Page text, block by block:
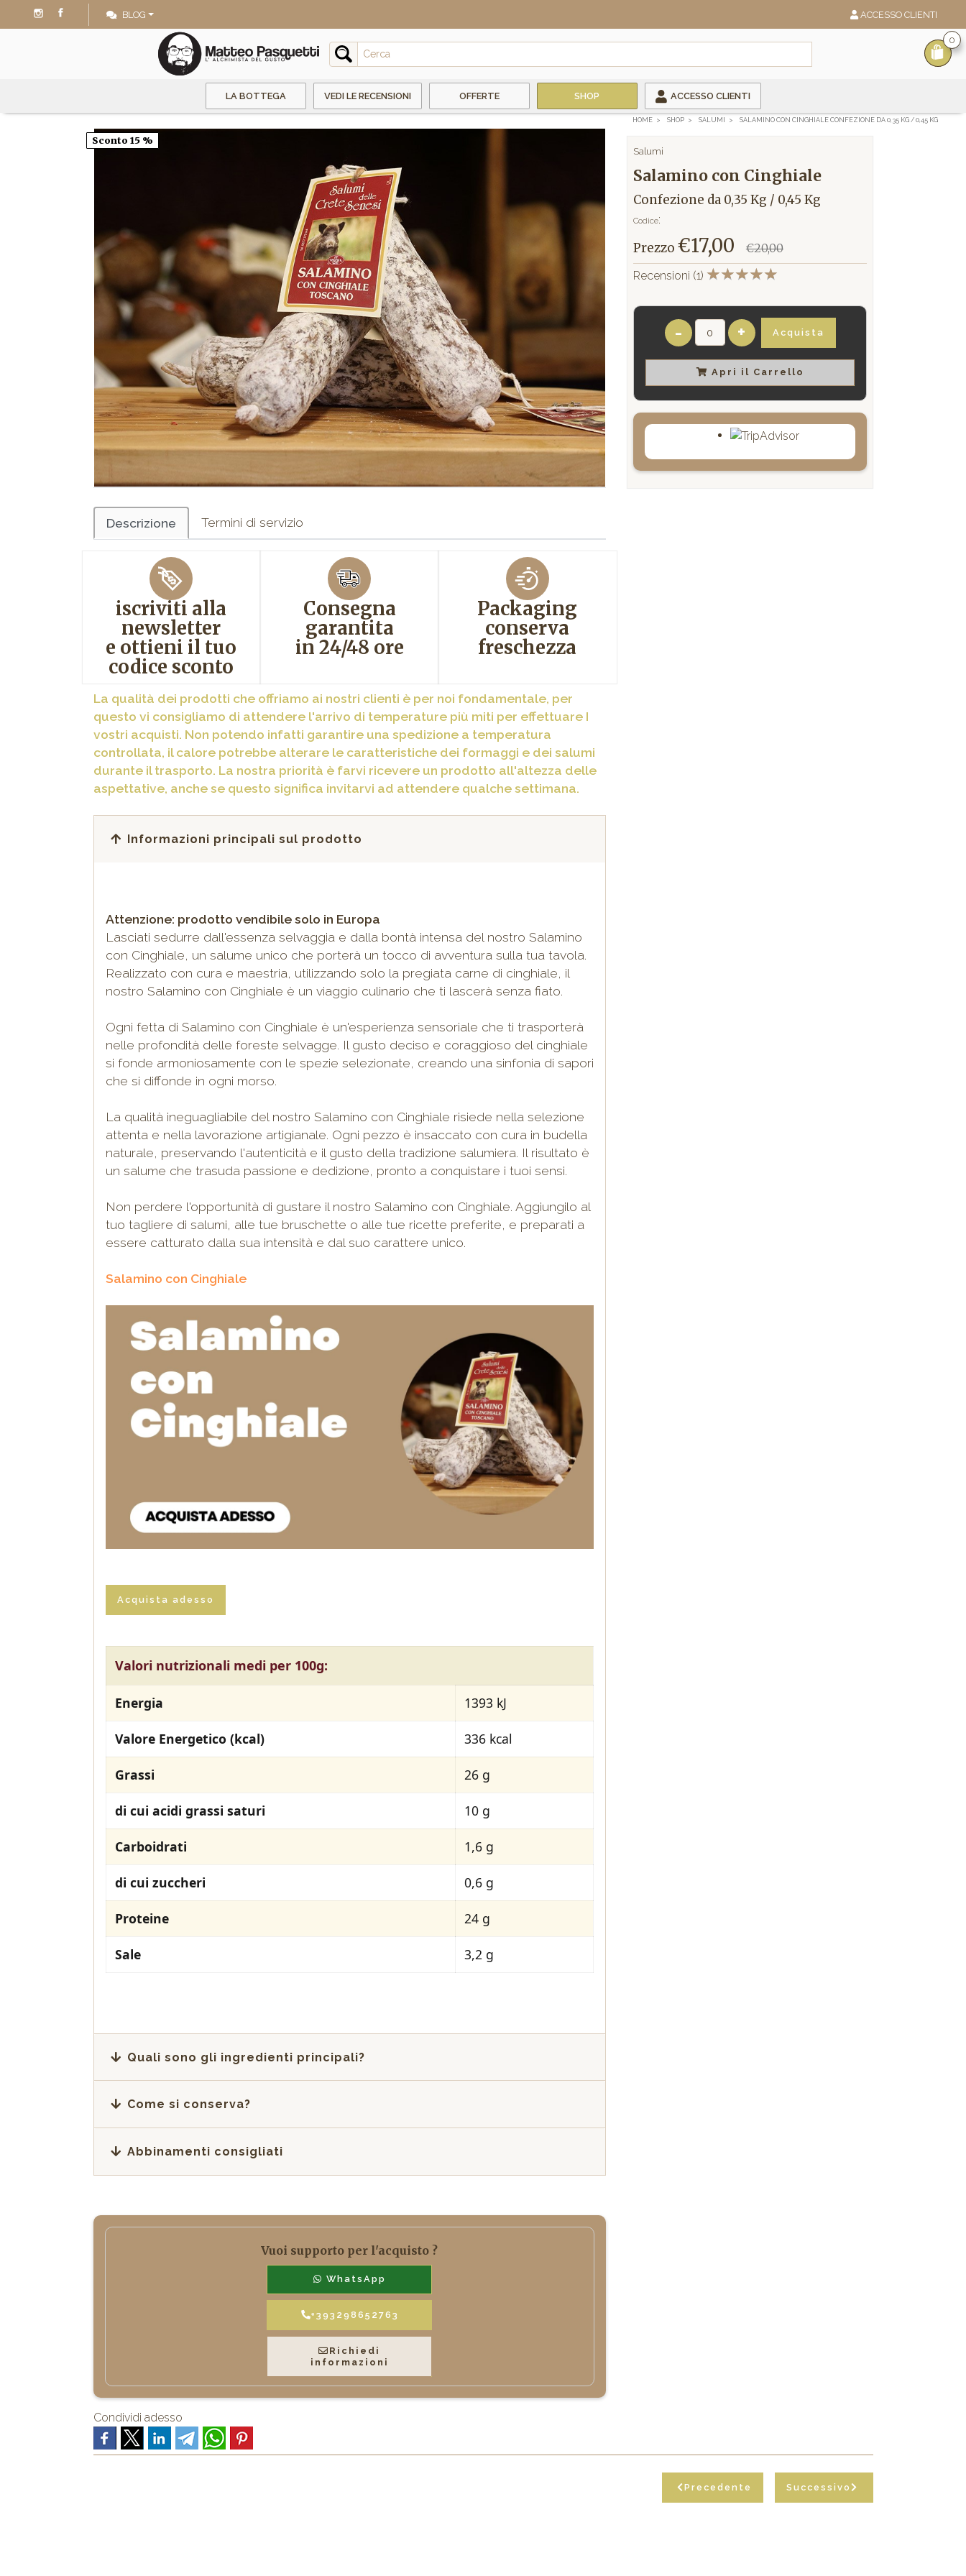
BLOG ACCESSO CLIENTI
0
LA BOTTEGA VEDI LE RECENSIONI OFFERTE SHOP ACCESSO CLIENTI
HOME SHOP SALUMI SALAMINO CON CINGHIALE CONFEZIONE DA 0,35 KG / 0,45 KG
Sconto 15 %
Salumi
Salamino con Cinghiale
Confezione da 0,35 Kg / 0,45 Kg
Codice:
Prezzo €17,00 €20,00
Recensioni (1)
- + Acquista
Apri il Carrello
Descrizione Termini di servizio
iscriviti alla
newsletter
e ottieni il tuo
codice sconto
Consegna
garantita
in 24/48 ore
Packaging
conserva
freschezza
La qualità dei prodotti che offriamo ai nostri clienti è per noi fondamentale, per
questo vi consigliamo di attendere l'arrivo di temperature più miti per effettuare I
vostri acquisti. Non potendo infatti garantire una spedizione a temperatura
controllata, il calore potrebbe alterare le caratteristiche dei formaggi e dei salumi
durante il trasporto. La nostra priorità è farvi ricevere un prodotto all'altezza delle
aspettative, anche se questo significa invitarvi ad attendere qualche settimana.
Informazioni principali sul prodotto
Attenzione: prodotto vendibile solo in Europa
Lasciati sedurre dall'essenza selvaggia e dalla bontà intensa del nostro Salamino
con Cinghiale, un salume unico che porterà un tocco di avventura sulla tua tavola.
Realizzato con cura e maestria, utilizzando solo la pregiata carne di cinghiale, il
nostro Salamino con Cinghiale è un viaggio culinario che ti lascerà senza fiato.
Ogni fetta di Salamino con Cinghiale è un'esperienza sensoriale che ti trasporterà
nelle profondità delle foreste selvagge. Il gusto deciso e coraggioso del cinghiale
si fonde armoniosamente con le spezie selezionate, creando una sinfonia di sapori
che si diffonde in ogni morso.
La qualità ineguagliabile del nostro Salamino con Cinghiale risiede nella selezione
attenta e nella lavorazione artigianale. Ogni pezzo è insaccato con cura in budella
naturale, preservando l'autenticità e il gusto della tradizione salumiera. Il risultato è
un salume che trasuda passione e dedizione, pronto a conquistare i tuoi sensi.
Non perdere l'opportunità di gustare il nostro Salamino con Cinghiale. Aggiungilo al
tuo tagliere di salumi, alle tue bruschette o alle tue ricette preferite, e preparati a
essere catturato dalla sua intensità e dal suo carattere unico.
Salamino con Cinghiale
Acquista adesso
Valori nutrizionali medi per 100g:
Energia 1393 kJ
Valore Energetico (kcal) 336 kcal
Grassi 26 g
di cui acidi grassi saturi 10 g
Carboidrati 1,6 g
di cui zuccheri 0,6 g
Proteine 24 g
Sale 3,2 g
Quali sono gli ingredienti principali?
Come si conserva?
Abbinamenti consigliati
Vuoi supporto per l'acquisto ?
WhatsApp
+393298652763
Richiedi
informazioni
Condividi adesso
Precedente Successivo